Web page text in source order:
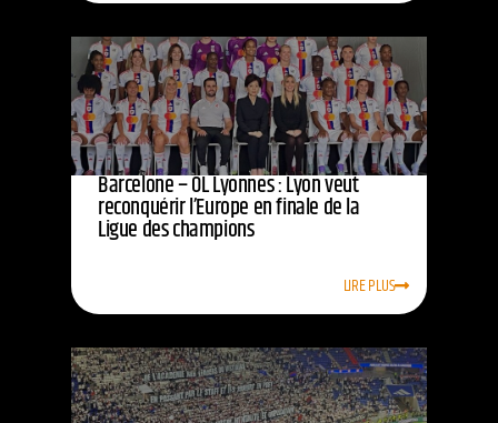
Barcelone – OL Lyonnes : Lyon veut
reconquérir l’Europe en finale de la
Ligue des champions
LIRE PLUS